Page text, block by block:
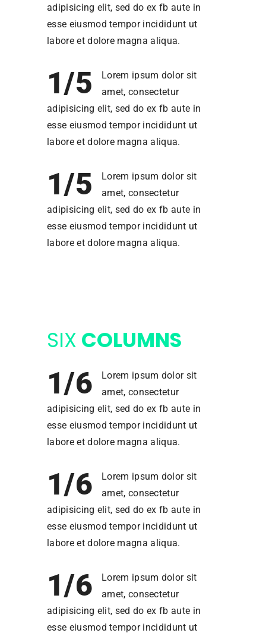
adipisicing elit, sed do ex fb aute in
esse eiusmod tempor incididunt ut
labore et dolore magna aliqua.
1/5
Lorem ipsum dolor sit
amet, consectetur
adipisicing elit, sed do ex fb aute in
esse eiusmod tempor incididunt ut
labore et dolore magna aliqua.
1/5
Lorem ipsum dolor sit
amet, consectetur
adipisicing elit, sed do ex fb aute in
esse eiusmod tempor incididunt ut
labore et dolore magna aliqua.
SIX COLUMNS
1/6
Lorem ipsum dolor sit
amet, consectetur
adipisicing elit, sed do ex fb aute in
esse eiusmod tempor incididunt ut
labore et dolore magna aliqua.
1/6
Lorem ipsum dolor sit
amet, consectetur
adipisicing elit, sed do ex fb aute in
esse eiusmod tempor incididunt ut
labore et dolore magna aliqua.
1/6
Lorem ipsum dolor sit
amet, consectetur
adipisicing elit, sed do ex fb aute in
esse eiusmod tempor incididunt ut